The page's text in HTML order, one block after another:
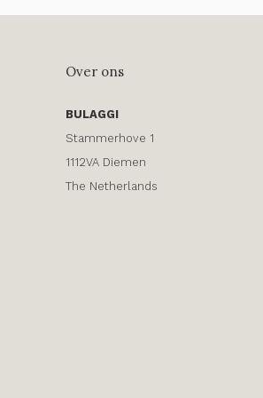
Over ons
BULAGGI
Stammerhove 1
1112VA Diemen
The Netherlands